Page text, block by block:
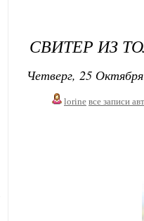
СВИТЕР ИЗ
Четверг, 25
lorine все записи